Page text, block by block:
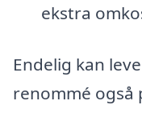
ekstra
Endelig kan
renommé også